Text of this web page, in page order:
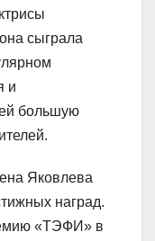
сыграла
и
большую
Яковлева
наград.
«ТЭФИ» в